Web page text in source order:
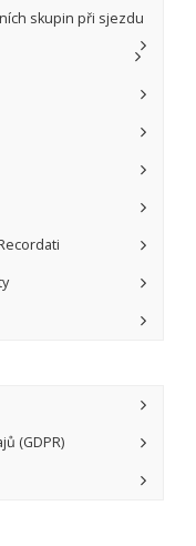
skupin při sjezdu
(GDPR)